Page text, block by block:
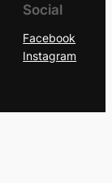
Social
Facebook
Instagram